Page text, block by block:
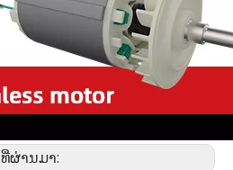
ທີ່ຜ່ານມາ: